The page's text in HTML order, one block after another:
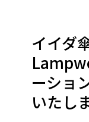
イイダ
ーショ
いたし